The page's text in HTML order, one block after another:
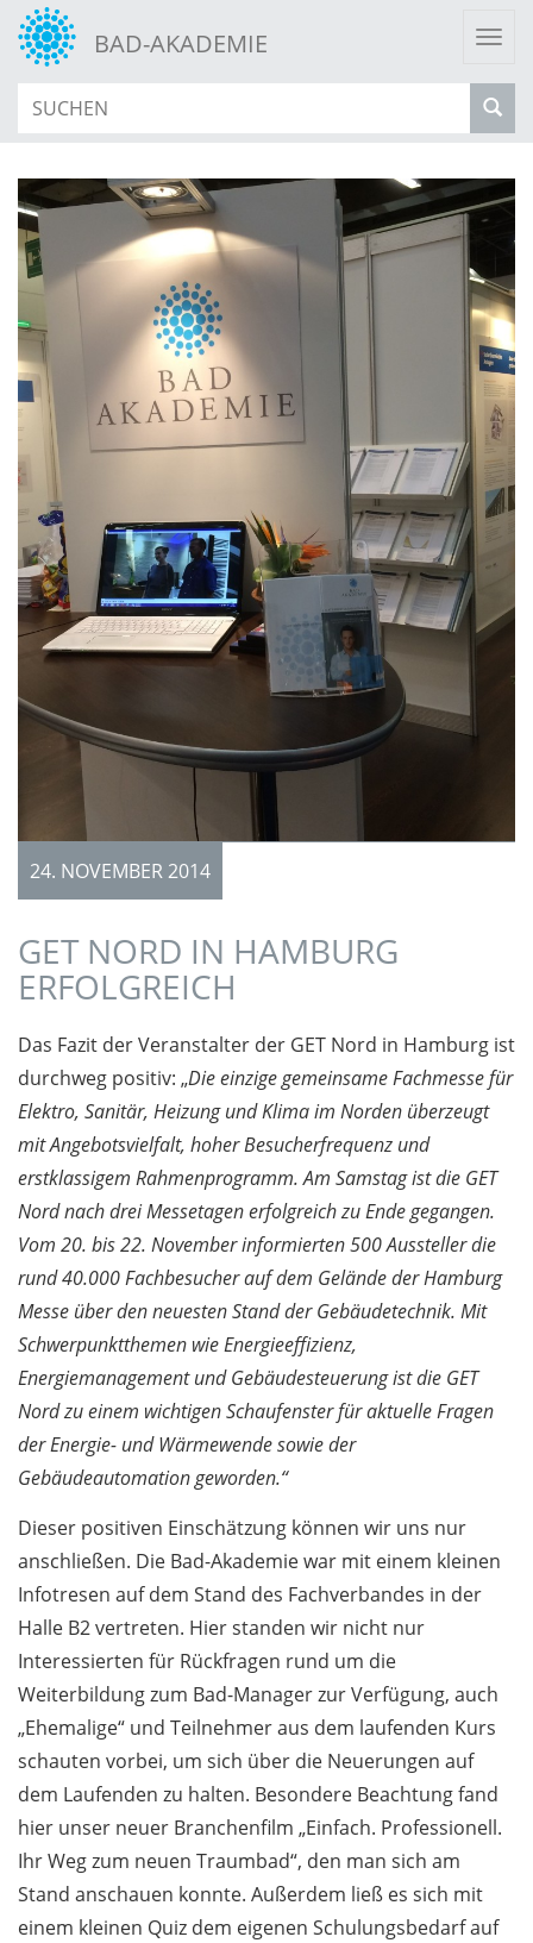
BAD-AKADEMIE
24. NOVEMBER 2014
GET NORD IN HAMBURG
ERFOLGREICH
Das Fazit der Veranstalter der GET Nord in Hamburg ist
durchweg positiv: „Die einzige gemeinsame Fachmesse für
Elektro, Sanitär, Heizung und Klima im Norden überzeugt
mit Angebotsvielfalt, hoher Besucherfrequenz und
erstklassigem Rahmenprogramm. Am Samstag ist die GET
Nord nach drei Messetagen erfolgreich zu Ende gegangen.
Vom 20. bis 22. November informierten 500 Aussteller die
rund 40.000 Fachbesucher auf dem Gelände der Hamburg
Messe über den neuesten Stand der Gebäudetechnik. Mit
Schwerpunktthemen wie Energieeffizienz,
Energiemanagement und Gebäudesteuerung ist die GET
Nord zu einem wichtigen Schaufenster für aktuelle Fragen
der Energie- und Wärmewende sowie der
Gebäudeautomation geworden.“
Dieser positiven Einschätzung können wir uns nur
anschließen. Die Bad-Akademie war mit einem kleinen
Infotresen auf dem Stand des Fachverbandes in der
Halle B2 vertreten. Hier standen wir nicht nur
Interessierten für Rückfragen rund um die
Weiterbildung zum Bad-Manager zur Verfügung, auch
„Ehemalige“ und Teilnehmer aus dem laufenden Kurs
schauten vorbei, um sich über die Neuerungen auf
dem Laufenden zu halten. Besondere Beachtung fand
hier unser neuer Branchenfilm „Einfach. Professionell.
Ihr Weg zum neuen Traumbad“, den man sich am
Stand anschauen konnte. Außerdem ließ es sich mit
einem kleinen Quiz dem eigenen Schulungsbedarf auf